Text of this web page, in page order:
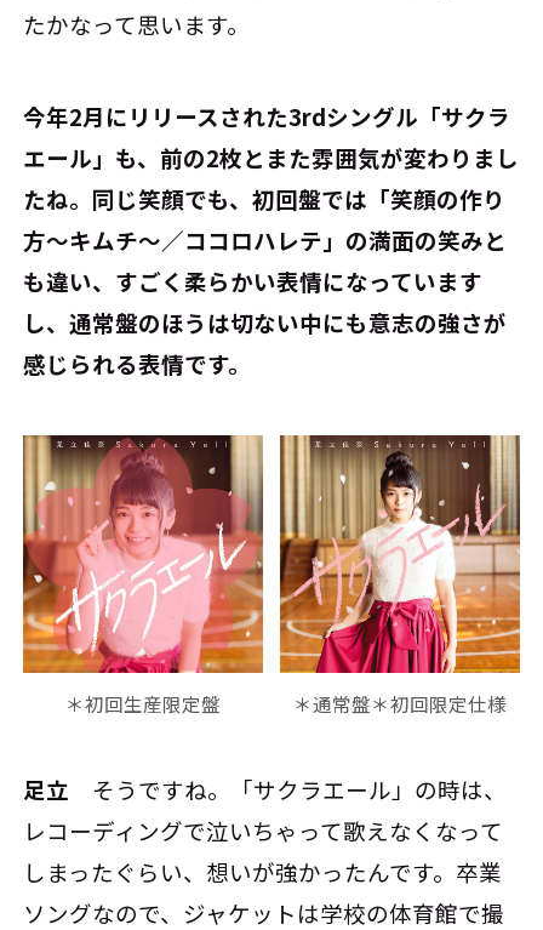
たかなって思います。
――今年2月にリリースされた3rdシングル「サクラ
エール」も、前の2枚とまた雰囲気が変わりまし
たね。同じ笑顔でも、初回盤では「笑顔の作り
方～キムチ～／ココロハレテ」の満面の笑みと
も違い、すごく柔らかい表情になっています
し、通常盤のほうは切ない中にも意志の強さが
感じられる表情です。
＊初回生産限定盤 ＊通常盤＊初回限定仕様
足立 そうですね。「サクラエール」の時は、
レコーディングで泣いちゃって歌えなくなって
しまったぐらい、想いが強かったんです。卒業
ソングなので、ジャケットは学校の体育館で撮